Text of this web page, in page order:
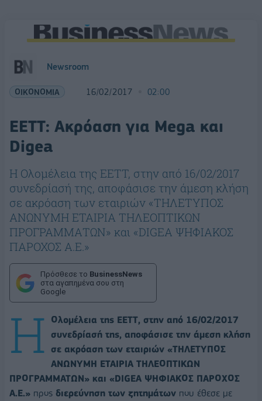
Newsroom
ΟΙΚΟΝΟΜΙΑ 16/02/2017 02:00
ΕΕΤΤ: Ακρόαση για Mega και
Digea
Η Ολομέλεια της ΕΕΤΤ, στην από 16/02/2017
συνεδρίασή της, αποφάσισε την άμεση κλήση
σε ακρόαση των εταιριών «ΤΗΛΕΤΥΠΟΣ
ΑΝΩΝΥΜΗ ΕΤΑΙΡΙΑ ΤΗΛΕΟΠΤΙΚΩΝ
ΠΡΟΓΡΑΜΜΑΤΩΝ» και «DIGEA ΨΗΦΙΑΚΟΣ
ΠΑΡΟΧΟΣ Α.Ε.»
Πρόσθεσε το BusinessNews
στα αγαπημένα σου στη
Google
Η
Ολομέλεια της ΕΕΤΤ, στην από 16/02/2017
συνεδρίασή της, αποφάσισε την άμεση κλήση
σε ακρόαση των εταιριών «ΤΗΛΕΤΥΠΟΣ
ΑΝΩΝΥΜΗ ΕΤΑΙΡΙΑ ΤΗΛΕΟΠΤΙΚΩΝ
ΠΡΟΓΡΑΜΜΑΤΩΝ» και «DIGEA ΨΗΦΙΑΚΟΣ ΠΑΡΟΧΟΣ
Α.Ε.» προς διερεύνηση των ζητημάτων που έθεσε με